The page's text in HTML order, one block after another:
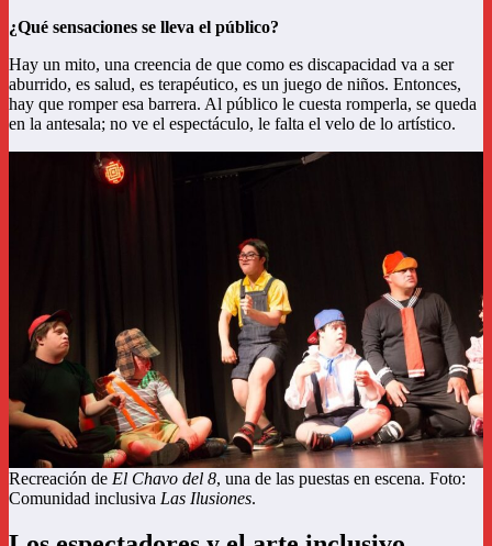
¿Qué sensaciones se lleva el público?
Hay un mito, una creencia de que como es discapacidad va a ser
aburrido, es salud, es terapéutico, es un juego de niños. Entonces,
hay que romper esa barrera. Al público le cuesta romperla, se queda
en la antesala; no ve el espectáculo, le falta el velo de lo artístico.
Recreación de El Chavo del 8, una de las puestas en escena. Foto:
Comunidad inclusiva Las Ilusiones.